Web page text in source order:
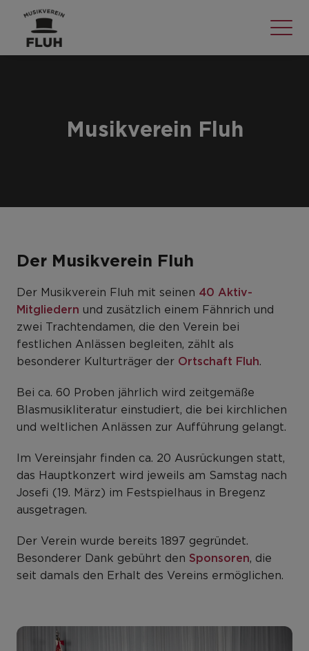
Musikverein Fluh
Der Musikverein Fluh
Der Musikverein Fluh mit seinen 40 Aktiv-
Mitgliedern und zusätzlich einem Fähnrich und
zwei Trachtendamen, die den Verein bei
festlichen Anlässen begleiten, zählt als
besonderer Kulturträger der Ortschaft Fluh.
Bei ca. 60 Proben jährlich wird zeitgemäße
Blasmusikliteratur einstudiert, die bei kirchlichen
und weltlichen Anlässen zur Aufführung gelangt.
Im Vereinsjahr finden ca. 20 Ausrückungen statt,
das Hauptkonzert wird jeweils am Samstag nach
Josefi (19. März) im Festspielhaus in Bregenz
ausgetragen.
Der Verein wurde bereits 1897 gegründet.
Besonderer Dank gebührt den Sponsoren, die
seit damals den Erhalt des Vereins ermöglichen.